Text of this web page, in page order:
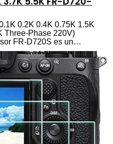
0.2K 0.4K 0.75K 1.5K
Three-Phase 220V)
FR-D720S es un…